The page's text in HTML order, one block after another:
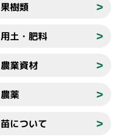
果樹類 ＞
用土・肥料 ＞
農業資材 ＞
農薬 ＞
苗について ＞